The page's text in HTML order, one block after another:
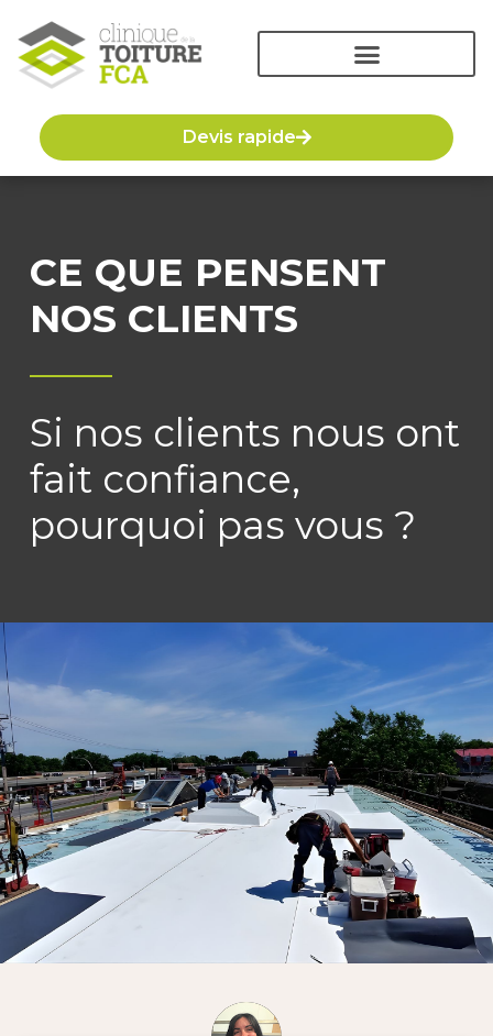
Devis rapide
CE QUE PENSENT
NOS CLIENTS
Si nos clients nous ont
fait confiance,
pourquoi pas vous ?